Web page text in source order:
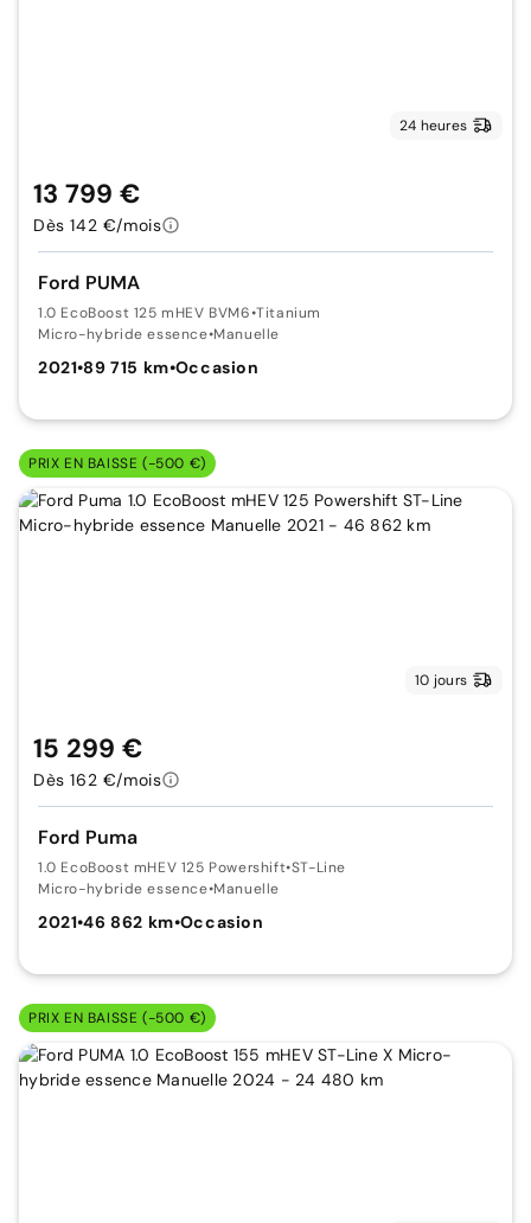
24 heures
Ford PUMA
1.0 EcoBoost 125 mHEV BVM6•Titanium
Micro-hybride essence•Manuelle
2021•89 715 km•Occasion
13 799 €
Dès 142 €/mois
PRIX EN BAISSE (-500 €)
10 jours
Ford Puma
1.0 EcoBoost mHEV 125 Powershift•ST-Line
Micro-hybride essence•Manuelle
2021•46 862 km•Occasion
15 299 €
Dès 162 €/mois
PRIX EN BAISSE (-500 €)